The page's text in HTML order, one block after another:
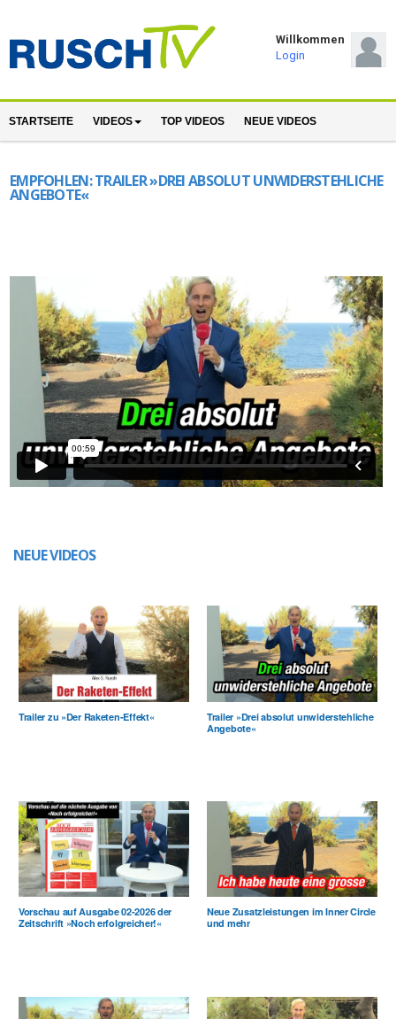
Willkommen
Login
STARTSEITE VIDEOS TOP VIDEOS NEUE VIDEOS
EMPFOHLEN:TRAILER »DREI ABSOLUT UNWIDERSTEHLICHE
ANGEBOTE«
NEUE VIDEOS
Trailer zu »Der Raketen-Effekt«
Trailer »Drei absolut unwiderstehliche
Angebote«
Vorschau auf Ausgabe 02-2026 der
Zeitschrift »Noch erfolgreicher!«
Neue Zusatzleistungen im Inner Circle
und mehr